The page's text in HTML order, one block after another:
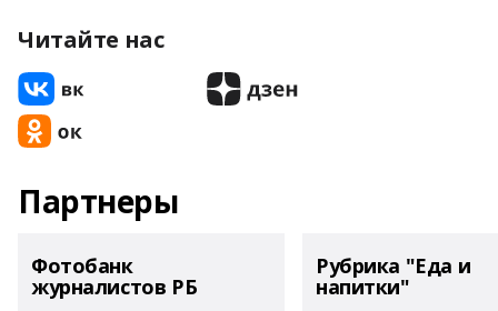
Читайте нас
Партнеры
Фотобанк
журналистов РБ
Рубрика "Еда и
напитки"